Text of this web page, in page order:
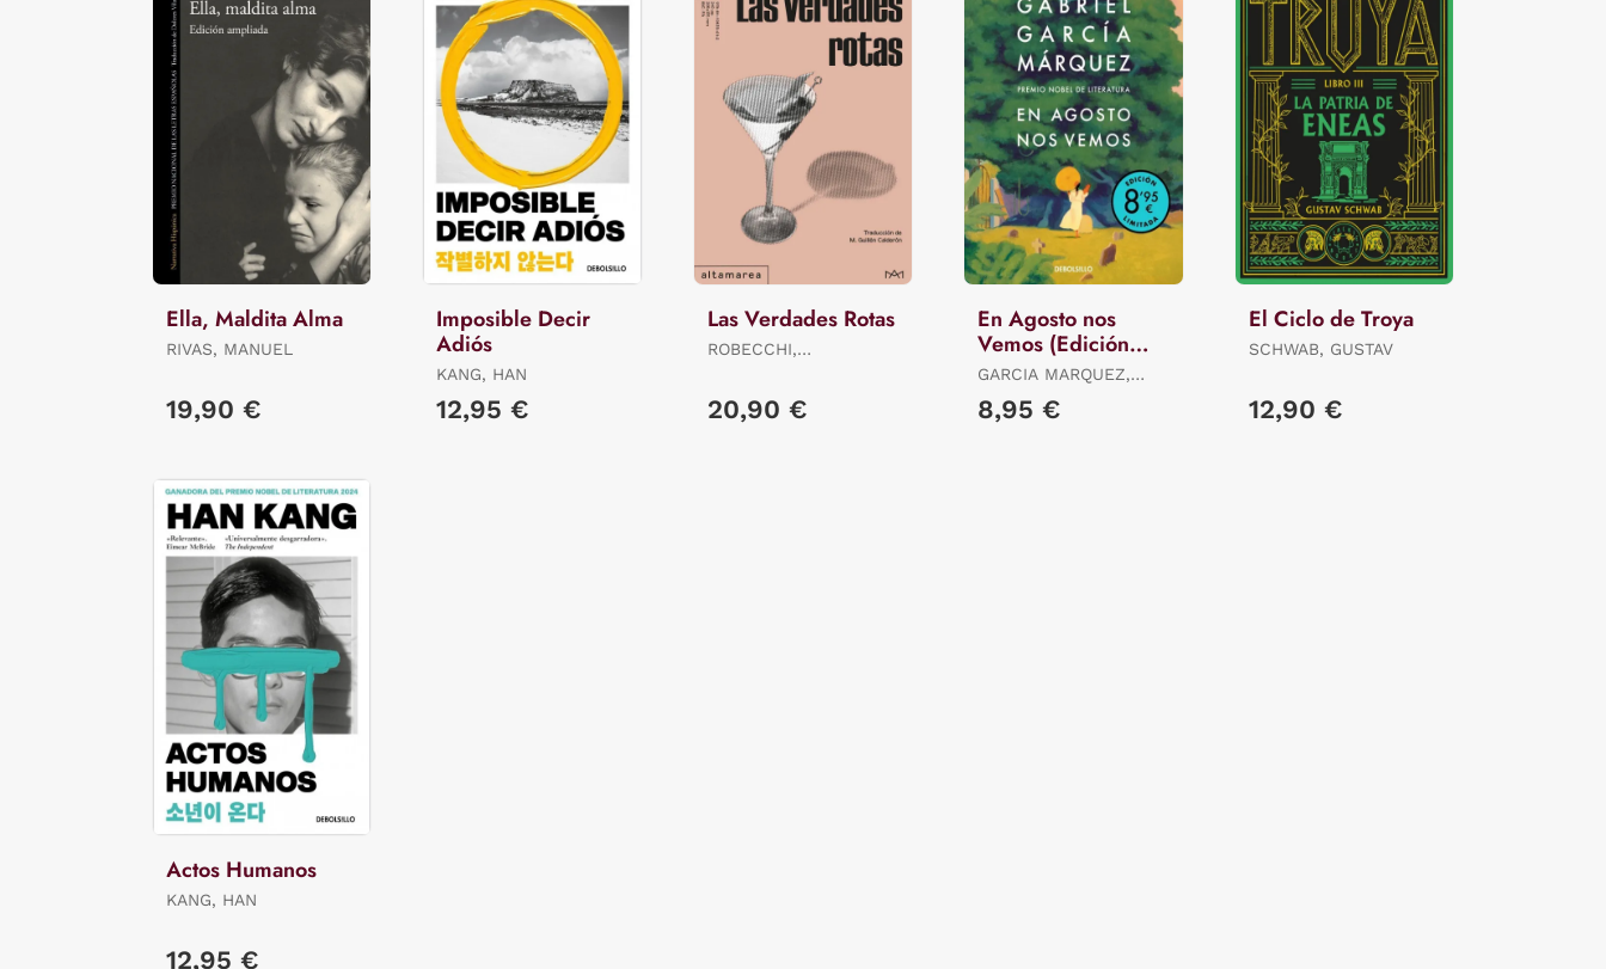
Ella, Maldita Alma
RIVAS, MANUEL
19,90 €
Imposible Decir
Adiós
KANG, HAN
12,95 €
Las Verdades Rotas
ROBECCHI,
20,90 €
En Agosto nos
Vemos (Edición
Limitada)
GARCIA MARQUEZ,
8,95 €
El Ciclo de Troya
SCHWAB, GUSTAV
12,90 €
Actos Humanos
KANG, HAN
12,95 €